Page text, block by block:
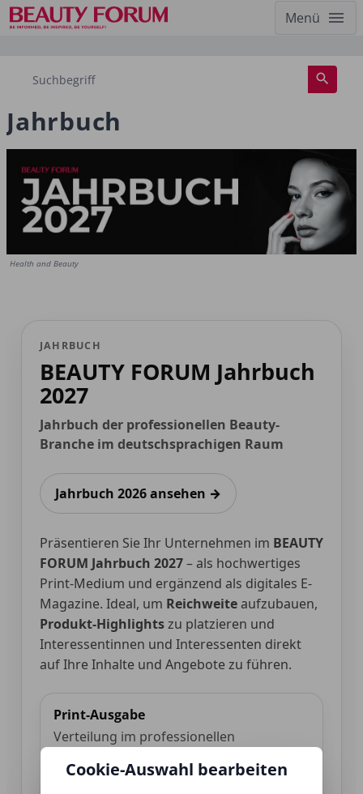
Menü
Jahrbuch
Health and Beauty
JAHRBUCH
BEAUTY FORUM Jahrbuch
2027
Jahrbuch der professionellen Beauty-
Branche im deutschsprachigen Raum
Jahrbuch 2026 ansehen →
Präsentieren Sie Ihr Unternehmen im BEAUTY
FORUM Jahrbuch 2027– als hochwertiges
Print-Medium und ergänzend als digitales E-
Magazine. Ideal, um Reichweiteaufzubauen,
Produkt-Highlightszu platzieren und
Interessentinnen und Interessenten direkt
auf Ihre Inhalte und Angebote zu führen.
Print-Ausgabe
Verteilung im professionellen
starke Präsenz und nachhaltige
Cookie-Auswahl bearbeiten